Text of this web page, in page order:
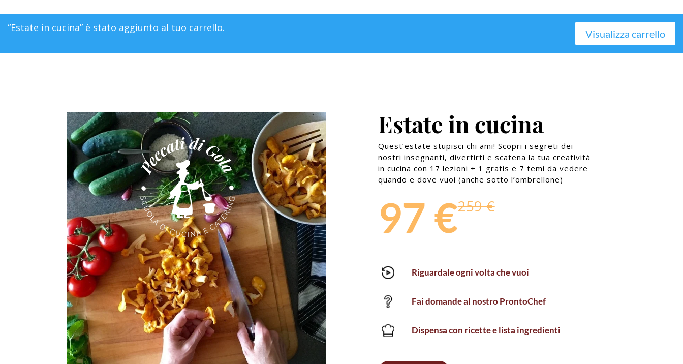
Visualizza carrello
“Estate in cucina” è stato aggiunto al tuo carrello.
Estate in cucina
Quest’estate stupisci chi ami! Scopri i segreti dei
nostri insegnanti, divertirti e scatena la tua creatività
in cucina con 17 lezioni + 1 gratis e 7 temi da vedere
quando e dove vuoi (anche sotto l’ombrellone)
97 €259 €
Riguardale ogni volta che vuoi
Fai domande al nostro ProntoChef
Dispensa con ricette e lista ingredienti